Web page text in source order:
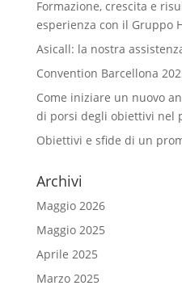
Formazione, crescita e
esperienza con il Gruppo
Asicall: la nostra
Convention Barcellona
Come iniziare un nuovo
di porsi degli obiettivi nel
Obiettivi e sfide di un
Archivi
Maggio 2026
Maggio 2025
Aprile 2025
Marzo 2025